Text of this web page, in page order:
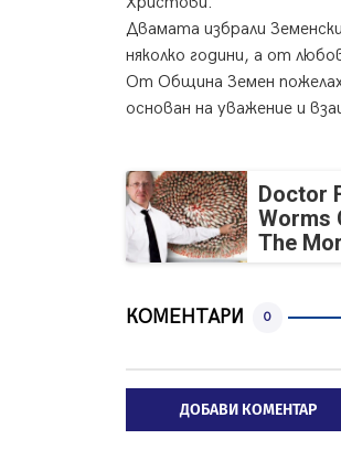
Двамата избрали
няколко години, а от
От Община Земен
основан на уважение и
Doctor
Worms
The
КОМЕНТАРИ 0
ДОБАВИ КОМЕНТАР